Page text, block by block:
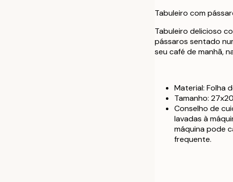
Tabuleiro com
Tabuleiro delicioso
pássaros sentado
seu café de manhã,
Material: Folha
Tamanho:
Conselho de
lavadas à
máquina pode
frequente.